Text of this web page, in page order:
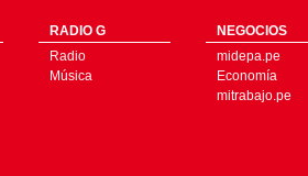
RADIO G
Radio
Música
NEGOCIOS
midepa.pe
Economía
mitrabajo.pe